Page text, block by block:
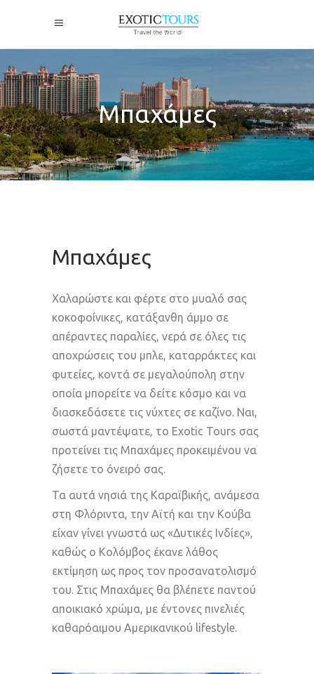
Μπαχάμες
Μπαχάμες
Χαλαρώστε και φέρτε στο μυαλό σας
κοκοφοίνικες, κατάξανθη άμμο σε
απέραντες παραλίες, νερά σε όλες τις
αποχρώσεις του μπλε, καταρράκτες και
φυτείες, κοντά σε μεγαλούπολη στην
οποία μπορείτε να δείτε κόσμο και να
διασκεδάσετε τις νύχτες σε καζίνο. Ναι,
σωστά μαντέψατε, το Exotic Tours σας
προτείνει τις Μπαχάμες προκειμένου να
ζήσετε το όνειρό σας.
Τα αυτά νησιά της Καραϊβικής, ανάμεσα
στη Φλόριντα, την Αϊτή και την Κούβα
είχαν γίνει γνωστά ως «Δυτικές Ινδίες»,
καθώς ο Κολόμβος έκανε λάθος
εκτίμηση ως προς τον προσανατολισμό
του. Στις Μπαχάμες θα βλέπετε παντού
αποικιακό χρώμα, με έντονες πινελιές
καθαρόαιμου Αμερικανικού lifestyle.